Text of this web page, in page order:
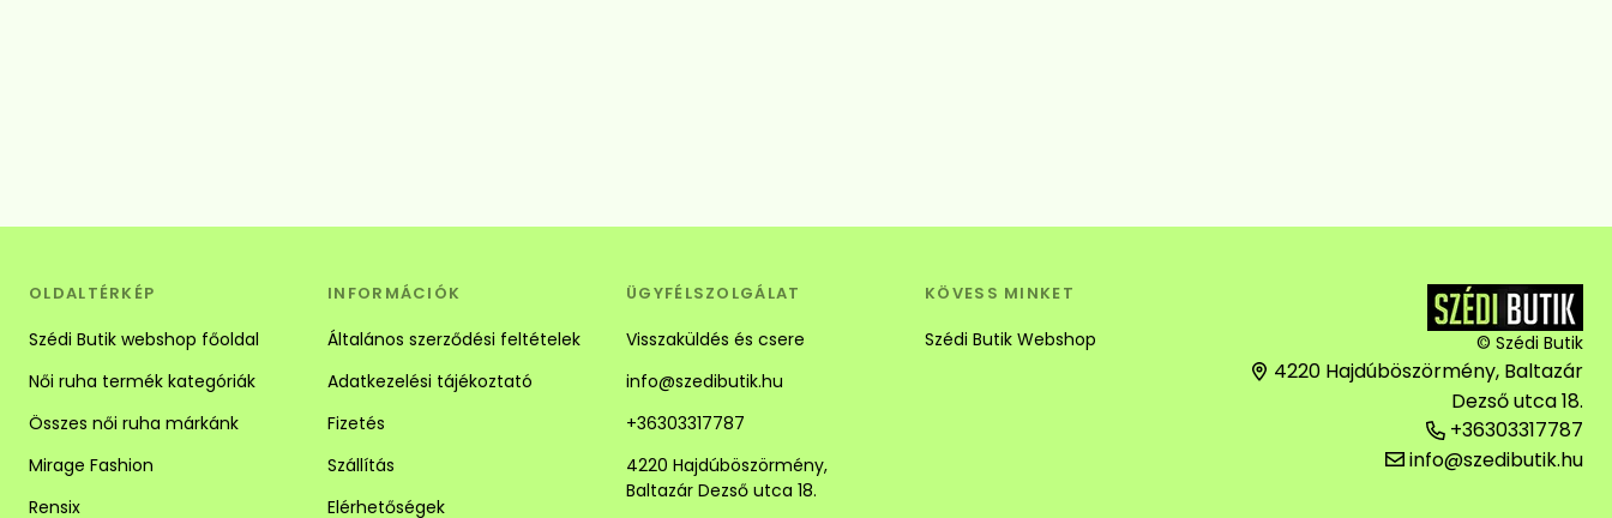
OLDALTÉRKÉP
Szédi Butik webshop főoldal
Női ruha termék kategóriák
Összes női ruha márkánk
Mirage Fashion
Rensix
INFORMÁCIÓK
Általános szerződési feltételek
Adatkezelési tájékoztató
Fizetés
Szállítás
Elérhetőségek
ÜGYFÉLSZOLGÁLAT
Visszaküldés és csere
info@szedibutik.hu
+36303317787
4220 Hajdúböszörmény,
Baltazár Dezső utca 18.
KÖVESS MINKET
Szédi Butik Webshop © Szédi Butik
4220 Hajdúböszörmény, Baltazár
Dezső utca 18.
+36303317787
info@szedibutik.hu